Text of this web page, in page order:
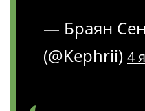
— Браян
(@Kephrii) 4